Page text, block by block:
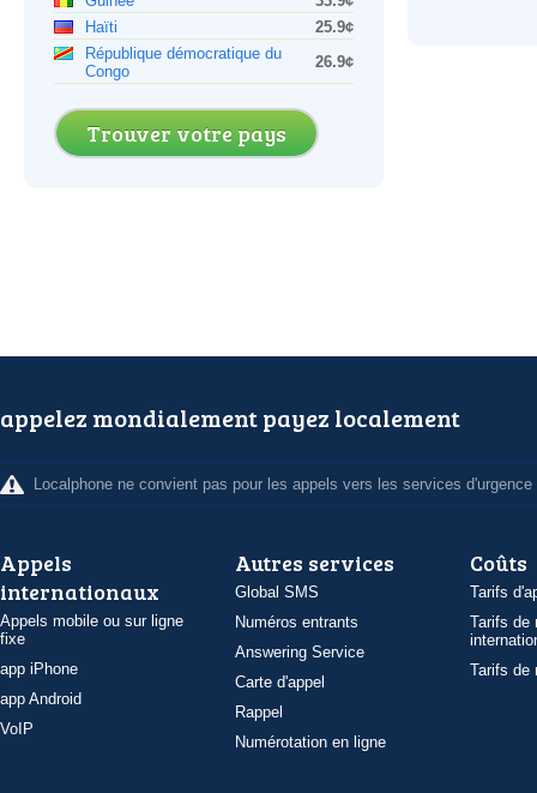
Haïti
25.9¢
République démocratique du
Congo
26.9¢
Trouver votre pays
appelez mondialement payez localement
Localphone ne convient pas pour les appels vers les services d'urgence
Appels
internationaux
Appels mobile ou sur ligne
fixe
app iPhone
app Android
VoIP
Autres services
Global SMS
Numéros entrants
Answering Service
Carte d'appel
Rappel
Numérotation en ligne
Coûts
Tarifs
Tarifs de
Tarifs de